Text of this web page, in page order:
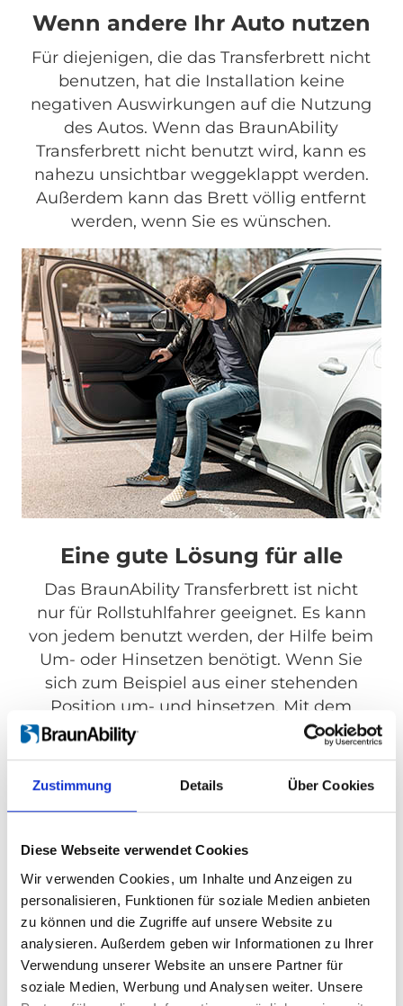
Zustimmung Details Über Cookies
Diese Webseite verwendet Cookies
Wir verwenden Cookies, um Inhalte und Anzeigen zu
personalisieren, Funktionen für soziale Medien anbieten
zu können und die Zugriffe auf unsere Website zu
analysieren. Außerdem geben wir Informationen zu Ihrer
Verwendung unserer Website an unsere Partner für
soziale Medien, Werbung und Analysen weiter. Unsere
Wenn andere Ihr Auto nutzen
Für diejenigen, die das Transferbrett nicht
benutzen, hat die Installation keine
negativen Auswirkungen auf die Nutzung
des Autos. Wenn das BraunAbility
Transferbrett nicht benutzt wird, kann es
nahezu unsichtbar weggeklappt werden.
Außerdem kann das Brett völlig entfernt
werden, wenn Sie es wünschen.
Eine gute Lösung für alle
Das BraunAbility Transferbrett ist nicht
nur für Rollstuhlfahrer geeignet. Es kann
von jedem benutzt werden, der Hilfe beim
Um- oder Hinsetzen benötigt. Wenn Sie
sich zum Beispiel aus einer stehenden
Position um- und hinsetzen. Mit dem
Transferbrett haben Sie einen Sitzplatz im
Auto ohne eine Hockstellung einnehmen
zu müssen. Im Aufstehen können Sie mit
dem Transferbrett aufrecht aufstehen. Für
Sie sich sogar an der Tür festhalten.